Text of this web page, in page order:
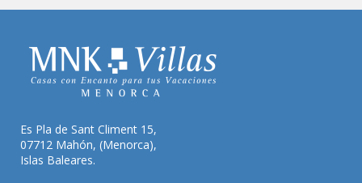
Es Pla de Sant Climent 15,
07712 Mahón, (Menorca),
Islas Baleares.